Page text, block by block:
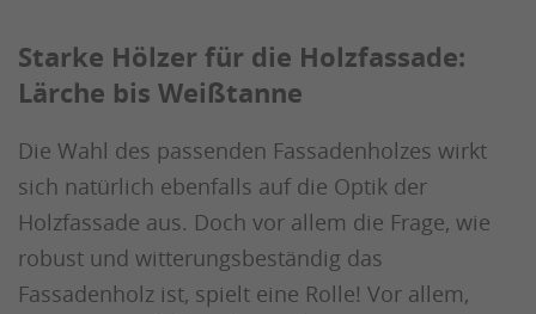
Starke Hölzer für die Holzfassade:
Lärche bis Weißtanne
Die Wahl des passenden Fassadenholzes wirkt
sich natürlich ebenfalls auf die Optik der
Holzfassade aus. Doch vor allem die Frage, wie
robust und witterungsbeständig das
Fassadenholz ist, spielt eine Rolle! Vor allem,